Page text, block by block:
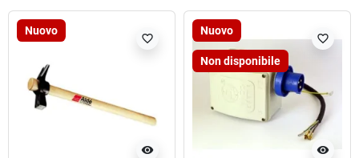
Nuovo
visibility
favorite_border
Nuovo
Non disponibile
visibility
favorite_border